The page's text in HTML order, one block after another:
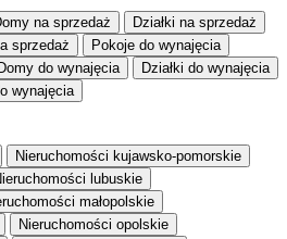
na sprzedaż Działki na sprzedaż
sprzedaż Pokoje do wynajęcia
Domy do wynajęcia Działki do wynajęcia
wynajęcia
Nieruchomości kujawsko-pomorskie
lubuskie
małopolskie
Nieruchomości opolskie